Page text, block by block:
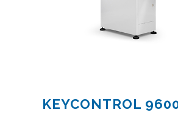
KEYCONTROL